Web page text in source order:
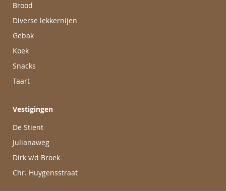
Brood
Diverse lekkernijen
Gebak
Koek
Snacks
Taart
Vestigingen
De Stient
Julianaweg
Dirk v/d Broek
Chr. Huygensstraat